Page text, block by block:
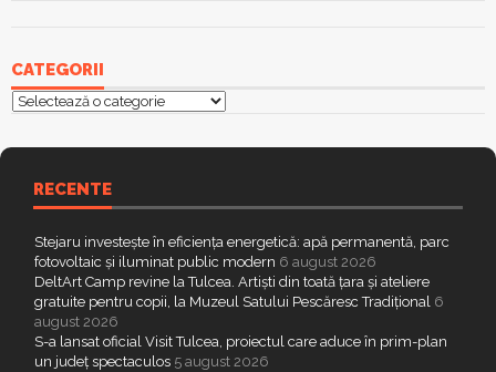
CATEGORII
Categorii
RECENTE
Stejaru investește în eficiența energetică: apă permanentă, parc
fotovoltaic și iluminat public modern 6 august 2026
DeltArt Camp revine la Tulcea. Artiști din toată țara și ateliere
gratuite pentru copii, la Muzeul Satului Pescăresc Tradițional 6
august 2026
S-a lansat oficial Visit Tulcea, proiectul care aduce în prim-plan
un județ spectaculos 5 august 2026